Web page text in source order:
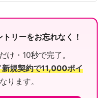
リーをお忘れなく！
け・10秒で完了。
規契約で11,000ポイ
ります。